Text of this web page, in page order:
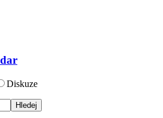
Diskuze